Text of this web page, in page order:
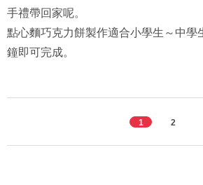
手禮帶回家呢。
點心麵巧克力餅製作適合小學生～中學
鐘即可完成。
1 2